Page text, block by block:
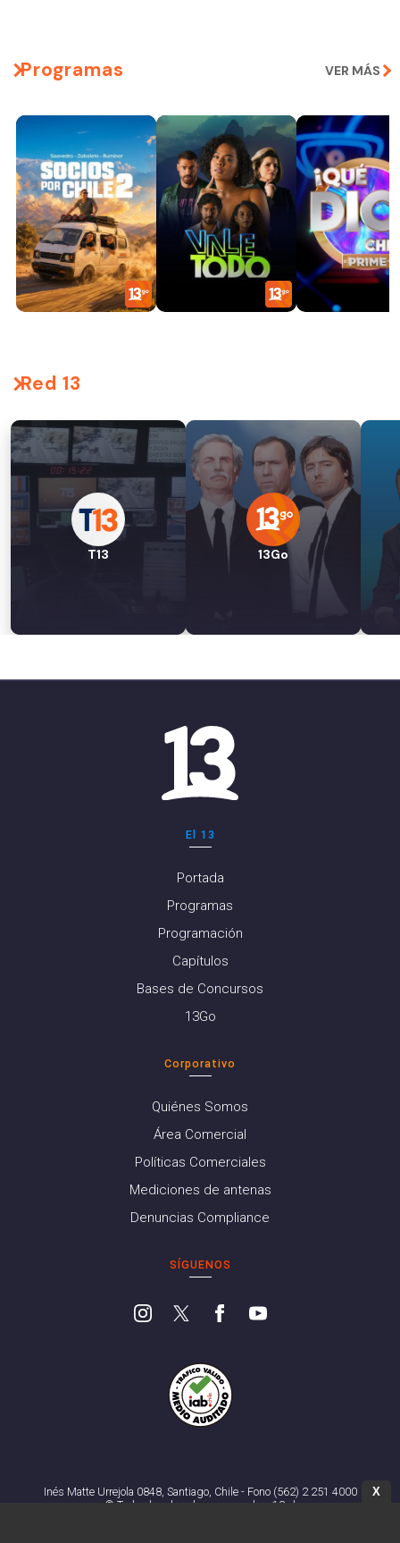
Programas VER MÁS
Red 13
T13 13Go
El 13
Portada
Programas
Programación
Capítulos
Bases de Concursos
13Go
Corporativo
Quiénes Somos
Área Comercial
Políticas Comerciales
Mediciones de antenas
Denuncias Compliance
SÍGUENOS
Inés Matte Urrejola 0848, Santiago, Chile - Fono (562) 2 251 4000
© Todos los derechos reservados. 13.cl
X